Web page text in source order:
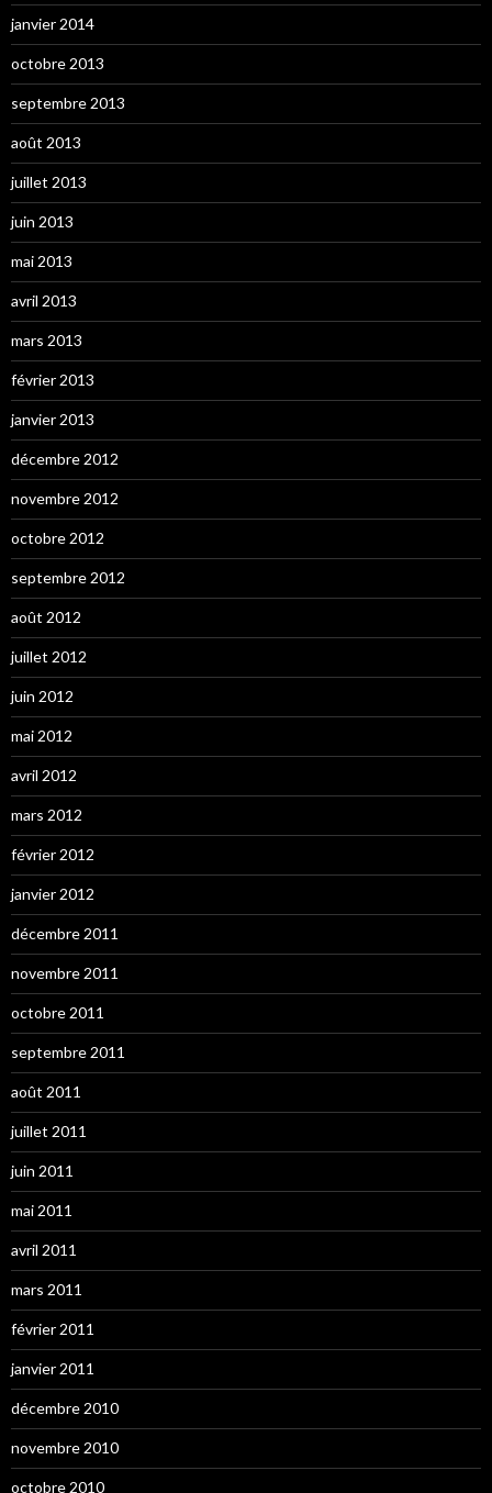
janvier 2014
octobre 2013
septembre 2013
août 2013
juillet 2013
juin 2013
mai 2013
avril 2013
mars 2013
février 2013
janvier 2013
décembre 2012
novembre 2012
octobre 2012
septembre 2012
août 2012
juillet 2012
juin 2012
mai 2012
avril 2012
mars 2012
février 2012
janvier 2012
décembre 2011
novembre 2011
octobre 2011
septembre 2011
août 2011
juillet 2011
juin 2011
mai 2011
avril 2011
mars 2011
février 2011
janvier 2011
décembre 2010
novembre 2010
octobre 2010